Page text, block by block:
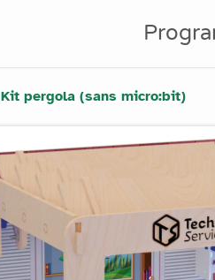
Kit pergola (sans micro:bit)